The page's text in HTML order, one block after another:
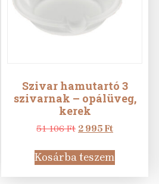
Szivar hamutartó 3
szivarnak – opálüveg,
kerek
51 106Ft Original
was:
51
106 Ft.
2 995 FtCurrent
is:
2
995 Ft.
Kosárba teszem